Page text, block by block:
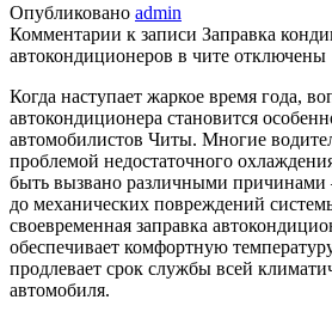
Опубликовано admin
Комментарии к записи Заправка
автокондиционеров в чите отключены
Когда наступает жаркое время года,
автокондиционера становится
автомобилистов Читы. Многие
проблемой недостаточного
быть вызвано различными причинами
до механических повреждений
своевременная заправка
обеспечивает комфортную
продлевает срок службы всей
автомобиля.